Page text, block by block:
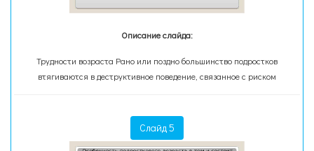
Описание слайда:
Трудности возраста Рано или поздно большинство подростков
втягиваются в деструктивное поведение, связанное с риском
Слайд 5